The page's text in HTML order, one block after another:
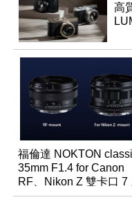
高
福倫達 NOKTON
35mm F1.4 for Canon
RF、Nikon Z 雙卡口 7
同步登台